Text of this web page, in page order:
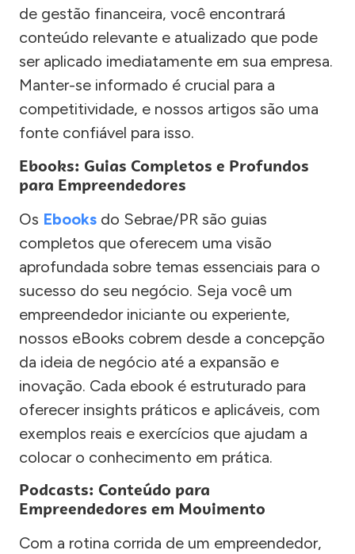
de gestão financeira, você encontrará
conteúdo relevante e atualizado que pode
ser aplicado imediatamente em sua empresa.
Manter-se informado é crucial para a
competitividade, e nossos artigos são uma
fonte confiável para isso.
Ebooks: Guias Completos e Profundos
para Empreendedores
Os Ebooks do Sebrae/PR são guias
completos que oferecem uma visão
aprofundada sobre temas essenciais para o
sucesso do seu negócio. Seja você um
empreendedor iniciante ou experiente,
nossos eBooks cobrem desde a concepção
da ideia de negócio até a expansão e
inovação. Cada ebook é estruturado para
oferecer insights práticos e aplicáveis, com
exemplos reais e exercícios que ajudam a
colocar o conhecimento em prática.
Podcasts: Conteúdo para
Empreendedores em Movimento
Com a rotina corrida de um empreendedor,